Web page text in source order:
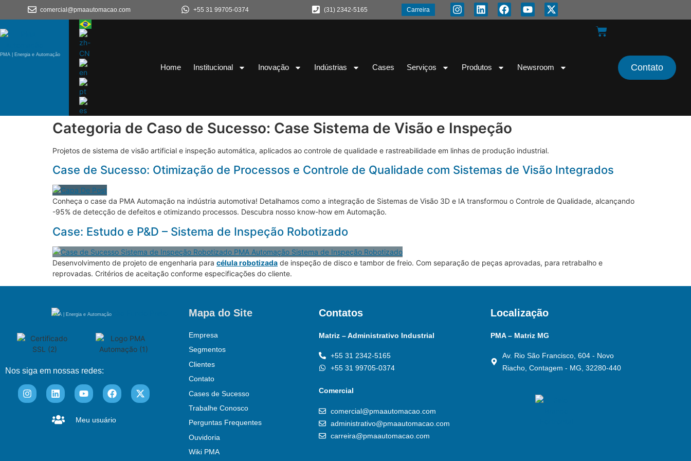
comercial@pmaautomacao.com +55 31 99705-0374 (31) 2342-5165 Carreira
PMA | Energia e Automação
Home Institucional Inovação Indústrias Cases Serviços Produtos Newsroom Contato
Categoria de Caso de Sucesso: Case Sistema de Visão e Inspeção
Projetos de sistema de visão artificial e inspeção automática, aplicados ao controle de qualidade e rastreabilidade em linhas de produção industrial.
Case de Sucesso: Otimização de Processos e Controle de Qualidade com Sistemas de Visão Integrados
Conheça o case da PMA Automação na indústria automotiva! Detalhamos como a integração de Sistemas de Visão 3D e IA transformou o Controle de Qualidade, alcançando
-95% de detecção de defeitos e otimizando processos. Descubra nosso know-how em Automação.
Case: Estudo e P&D – Sistema de Inspeção Robotizado
Desenvolvimento de projeto de engenharia para célula robotizada de inspeção de disco e tambor de freio. Com separação de peças aprovadas, para retrabalho e
reprovadas. Critérios de aceitação conforme especificações do cliente.
PMA | Energia e Automação
Nos siga em nossas redes:
Meu usuário
Mapa do Site
Empresa
Segmentos
Clientes
Contato
Cases de Sucesso
Trabalhe Conosco
Perguntas Frequentes
Ouvidoria
Wiki PMA
Contatos
Matriz – Administrativo Industrial
+55 31 2342-5165
+55 31 99705-0374
Comercial
comercial@pmaautomacao.com
administrativo@pmaautomacao.com
carreira@pmaautomacao.com
Localização
PMA – Matriz MG
Av. Rio São Francisco, 604 - Novo
Riacho, Contagem - MG, 32280-440